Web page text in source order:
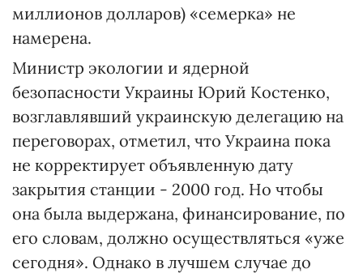
миллионов долларов) «семерка» не
намерена.
Министр экологии и ядерной
безопасности Украины Юрий Костенко,
возглавлявший украинскую делегацию на
переговорах, отметил, что Украина пока
не корректирует объявленную дату
закрытия станции - 2000 год. Но чтобы
она была выдержана, финансирование, по
его словам, должно осуществляться «уже
сегодня». Однако в лучшем случае до